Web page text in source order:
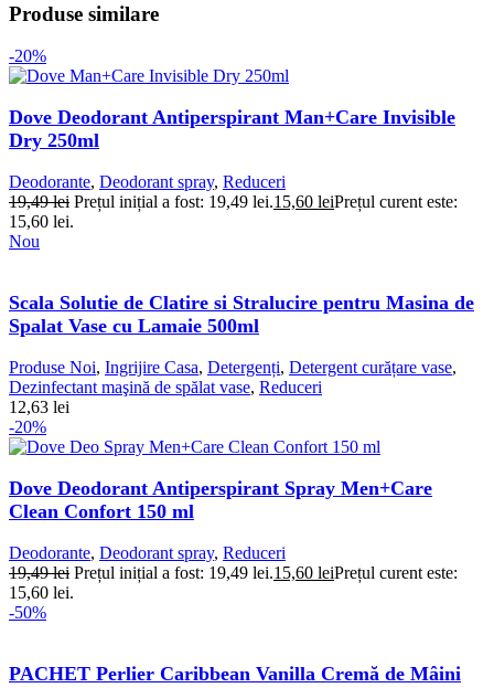
Produse similare
-20%
Dove Deodorant Antiperspirant Man+Care Invisible
Dry 250ml
Deodorante, Deodorant spray, Reduceri
19,49lei Prețul inițial a fost: 19,49 lei.15,60 leiPrețul curent este:
15,60 lei.
Nou
Scala Solutie de Clatire si Stralucire pentru Masina de
Spalat Vase cu Lamaie 500ml
Produse Noi, Ingrijire Casa, Detergenți, Detergent curățare vase,
Dezinfectant maşină de spălat vase, Reduceri
12,63 lei
-20%
Dove Deodorant Antiperspirant Spray Men+Care
Clean Confort 150 ml
Deodorante, Deodorant spray, Reduceri
19,49lei Prețul inițial a fost: 19,49 lei.15,60 leiPrețul curent este:
15,60 lei.
-50%
PACHET Perlier Caribbean Vanilla Cremă de Mâini